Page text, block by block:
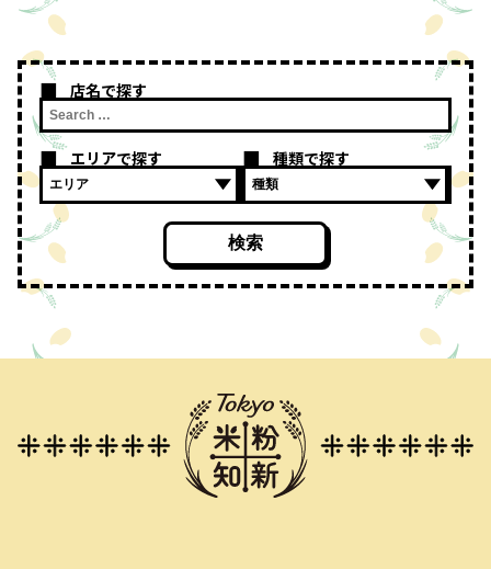
店名で探す
エリアで探す 種類で探す
検索